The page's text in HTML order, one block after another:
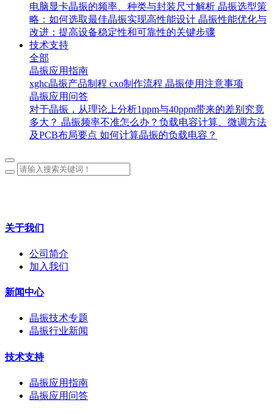
电脑显卡晶振的频率、种类与封装尺寸解析 晶振选型策
略：如何选取最佳晶振实现高性能设计 晶振性能优化与
改进：提高设备稳定性和可靠性的关键步骤
技术支持
全部
晶振应用指南
xghc晶振产品制程 cxo制作流程 晶振使用注意事项
晶振应用问答
对于晶振，从理论上分析1ppm与40ppm带来的差别究竟
多大？ 晶振频率不准怎么办？负载电容计算、微调方法
及PCB布局要点 如何计算晶振的负载电容？
关于我们
公司简介
加入我们
新闻中心
晶振技术专题
晶振行业新闻
技术支持
晶振应用指南
晶振应用问答